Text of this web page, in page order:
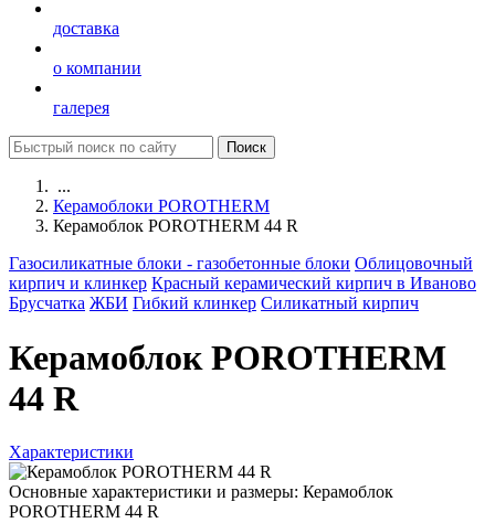
доставка
о компании
галерея
...
Керамоблоки POROTHERM
Керамоблок POROTHERM 44 R
Газосиликатные блоки - газобетонные блоки Облицовочный
кирпич и клинкер Красный керамический кирпич в Иваново
Брусчатка ЖБИ Гибкий клинкер Силикатный кирпич
Керамоблок POROTHERM
44 R
Характеристики
Основные характеристики и размеры: Керамоблок
POROTHERM 44 R